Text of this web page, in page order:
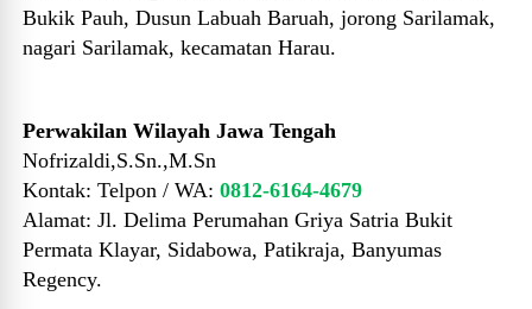
Bukik Pauh, Dusun Labuah Baruah, jorong Sarilamak,
nagari Sarilamak, kecamatan Harau.
Perwakilan Wilayah Jawa Tengah
Nofrizaldi,S.Sn.,M.Sn
Kontak: Telpon / WA:0812-6164-4679
Alamat: Jl. Delima Perumahan Griya Satria Bukit
Permata Klayar, Sidabowa, Patikraja, Banyumas
Regency.